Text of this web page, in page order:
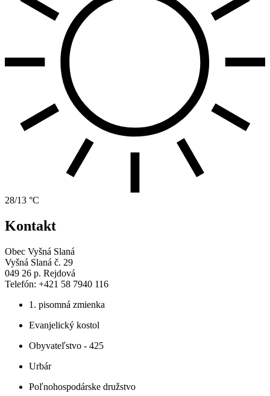
28/13 °C
Kontakt
Obec Vyšná Slaná
Vyšná Slaná č. 29
049 26 p. Rejdová
Telefón: +421 58 7940 116
1. pisomná zmienka
Evanjelický kostol
Obyvateľstvo - 425
Urbár
Poľnohospodárske družstvo